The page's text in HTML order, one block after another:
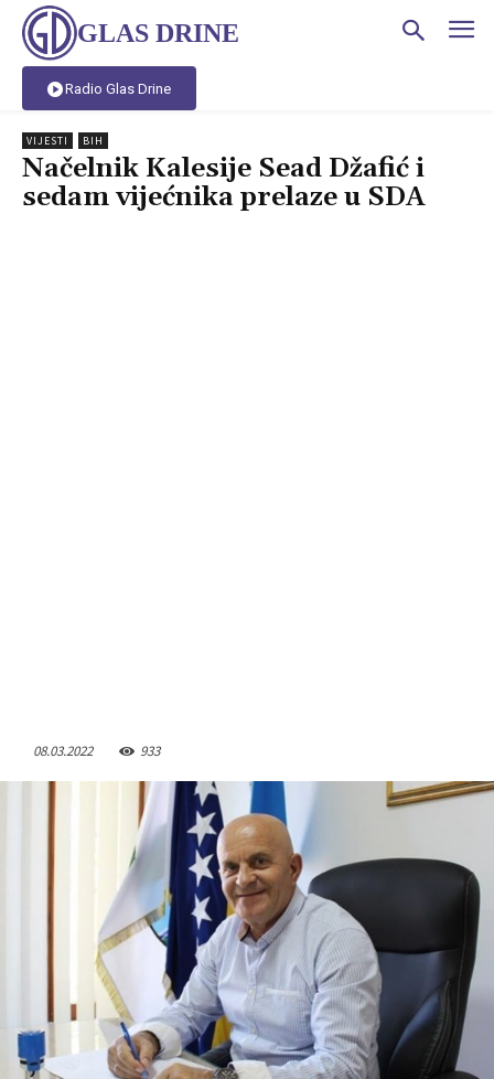
GLAS DRINE
Radio Glas Drine
VIJESTI BIH
Načelnik Kalesije Sead Džafić i
sedam vijećnika prelaze u SDA
08.03.2022 933